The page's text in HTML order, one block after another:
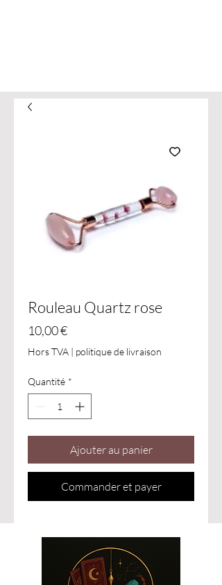
Rouleau Quartz rose
10,00 €Prix
Hors TVA | politique de livraison
Quantité *
Ajouter au panier
Commander et payer